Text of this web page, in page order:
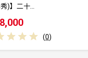
品(赤秀)】二十…
￥12,000